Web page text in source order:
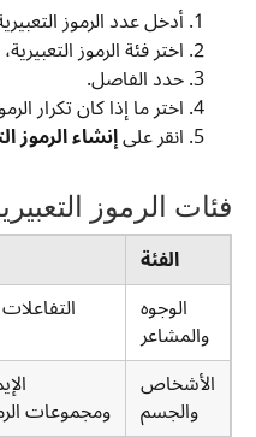
أدخل عدد الرموز
اختر فئة الرموز
حدد الفاصل.
اختر ما إذا كان تكرار
انقر علىإنشاء الرموز
فئات الرموز
الفئة
الوجوه
والمشاعر
الأشخاص
والجسم
ومجموعات